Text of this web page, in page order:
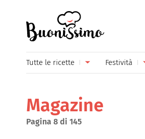
Tutte le ricette
Primi piatti
Secondi piatti
Festività
Magazine
Pagina 8 di 145